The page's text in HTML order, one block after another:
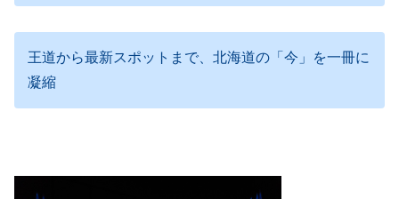
王道から最新スポットまで、北海道の「今」を一冊に
凝縮